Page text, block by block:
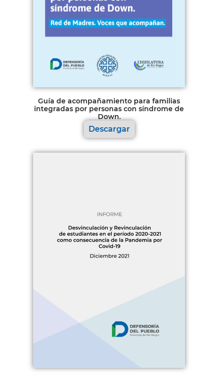
Guía de acompañamiento para familias
integradas por personas con síndrome de
Down.
Descargar